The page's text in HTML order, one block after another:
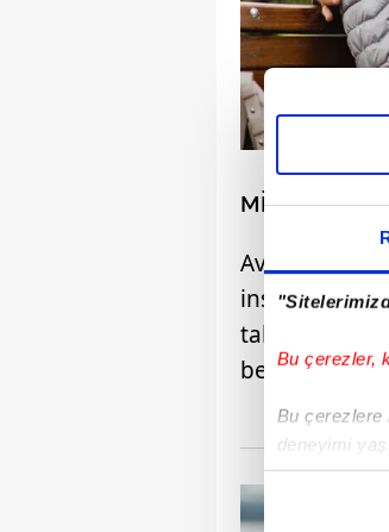
Bu çerezler,
Bu çerezlere
deneyimi
içerikleri
Avusturya,
insanın
takip eden
beklentilerini